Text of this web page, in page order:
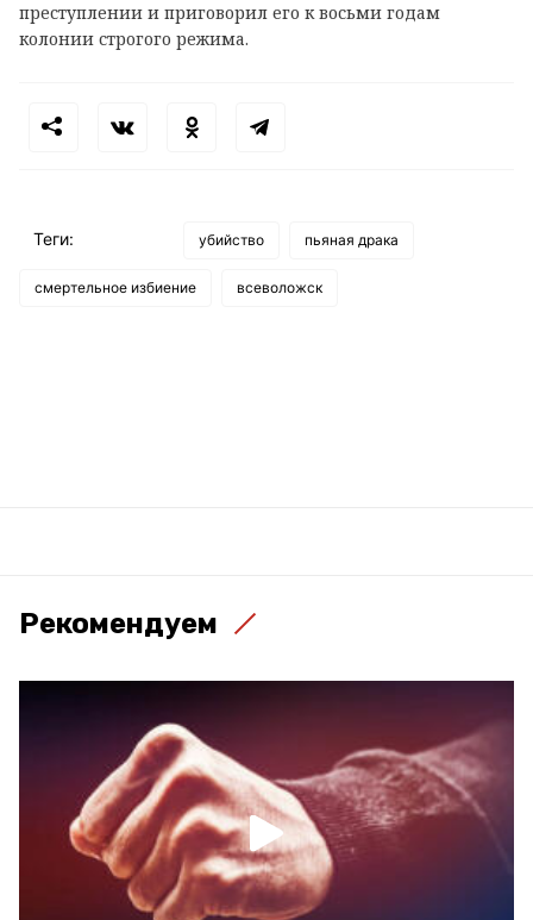
преступлении и приговорил его к восьми годам
колонии строгого режима.
Теги: убийство пьяная драка
смертельное избиение всеволожск
Рекомендуем